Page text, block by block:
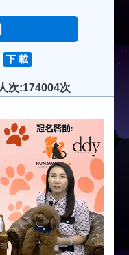
下 載
次:174004次